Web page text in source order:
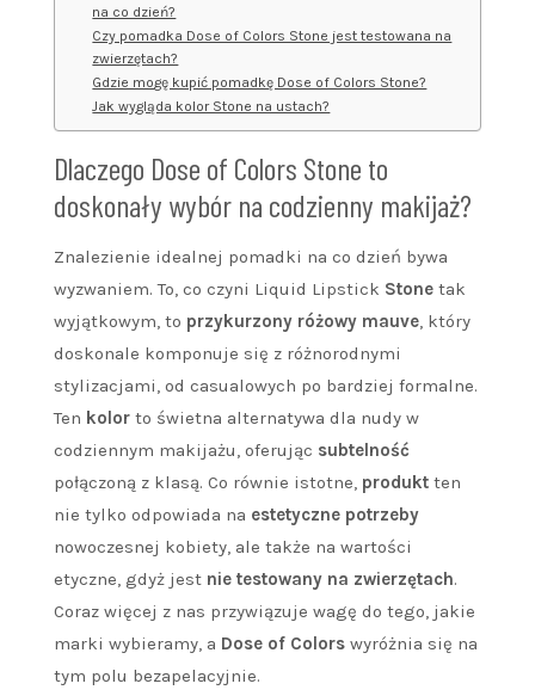
na co dzień?
Czy pomadka Dose of Colors Stone jest testowana na
zwierzętach?
Gdzie mogę kupić pomadkę Dose of Colors Stone?
Jak wygląda kolor Stone na ustach?
Dlaczego Dose of Colors Stone to
doskonały wybór na codzienny makijaż?
Znalezienie idealnej pomadki na co dzień bywa
wyzwaniem. To, co czyni Liquid Lipstick Stone tak
wyjątkowym, to przykurzony różowy mauve, który
doskonale komponuje się z różnorodnymi
stylizacjami, od casualowych po bardziej formalne.
Ten kolor to świetna alternatywa dla nudy w
codziennym makijażu, oferując subtelność
połączoną z klasą. Co równie istotne, produkt ten
nie tylko odpowiada na estetyczne potrzeby
nowoczesnej kobiety, ale także na wartości
etyczne, gdyż jest nie testowany na zwierzętach.
Coraz więcej z nas przywiązuje wagę do tego, jakie
marki wybieramy, a Dose of Colors wyróżnia się na
tym polu bezapelacyjnie.